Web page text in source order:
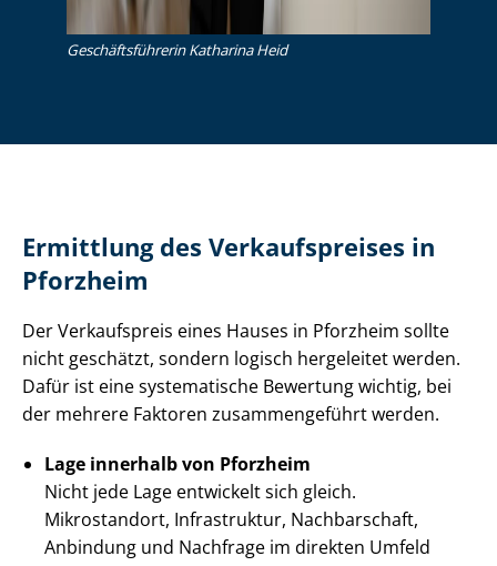
Ge­schäfts­füh­re­rin Katharina Heid
Ermittlung des Verkaufspreises in
Pforzheim
Der Verkaufspreis eines Hauses in Pforzheim sollte
nicht geschätzt, sondern logisch hergeleitet werden.
Dafür ist eine systematische Bewertung wichtig, bei
der mehrere Faktoren zusammengeführt werden.
Lage innerhalb von Pforzheim
Nicht jede Lage entwickelt sich gleich.
Mikrostandort, Infrastruktur, Nachbarschaft,
Anbindung und Nachfrage im direkten Umfeld